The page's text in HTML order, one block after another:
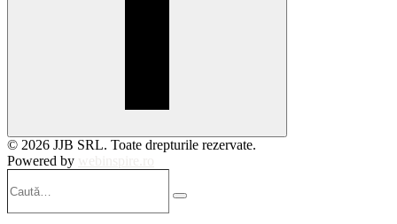
© 2026 JJB SRL. Toate drepturile rezervate.
Powered by
Search